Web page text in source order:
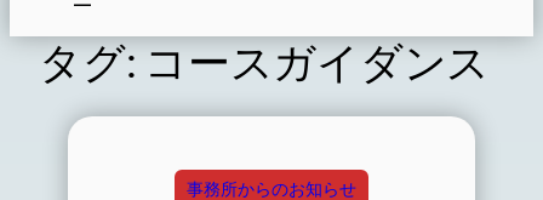
タグ: コースガイダンス
事務所からのお知らせ